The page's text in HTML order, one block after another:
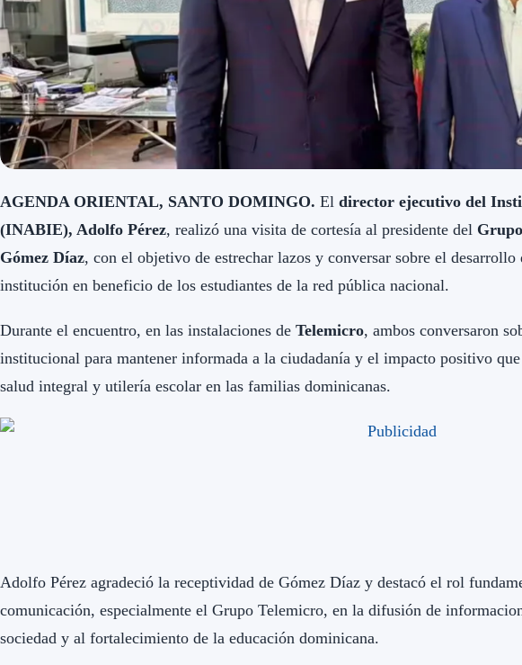
AGENDA ORIENTAL, SANTO DOMINGO. El director ejecutivo del
(INABIE), Adolfo Pérez, realizó una visita de cortesía al presidente del
Gómez Díaz, con el objetivo de estrechar lazos y conversar sobre el
institución en beneficio de los estudiantes de la red pública nacional.
Durante el encuentro, en las instalaciones de Telemicro, ambos conversaron
institucional para mantener informada a la ciudadanía y el impacto positivo
salud integral y utilería escolar en las familias dominicanas.
Adolfo Pérez agradeció la receptividad de Gómez Díaz y destacó el rol
comunicación, especialmente el Grupo Telemicro, en la difusión de
sociedad y al fortalecimiento de la educación dominicana.